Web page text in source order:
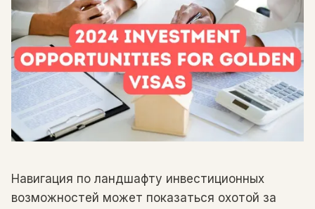
Навигация по ландшафту инвестиционных
возможностей может показаться охотой за